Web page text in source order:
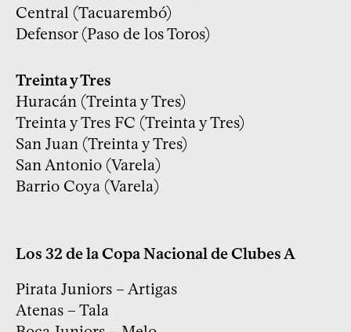
Central (Tacuarembó)
Defensor (Paso de los Toros)
Treinta y Tres
Huracán (Treinta y Tres)
Treinta y Tres FC (Treinta y Tres)
San Juan (Treinta y Tres)
San Antonio (Varela)
Barrio Coya (Varela)
Los 32 de la Copa Nacional de Clubes A
Pirata Juniors – Artigas
Atenas – Tala